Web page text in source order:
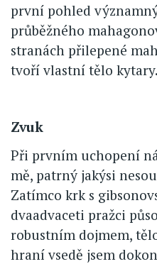
první pohled
průběžného
stranách přilepené
tvoří vlastní tělo kytary.
Zvuk
Při prvním uchopení
mě, patrný jakýsi
Zatímco krk s
dvaadvaceti pražci
robustním dojmem,
hraní vsedě jsem